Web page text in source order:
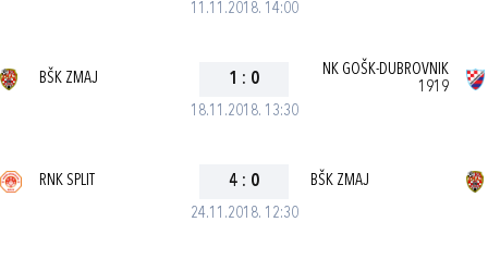
11.11.2018. 14:00
18.11.2018. 13:30
BŠK ZMAJ 1 : 0
NK GOŠK-DUBROVNIK
1919
24.11.2018. 12:30
RNK SPLIT 4 : 0 BŠK ZMAJ